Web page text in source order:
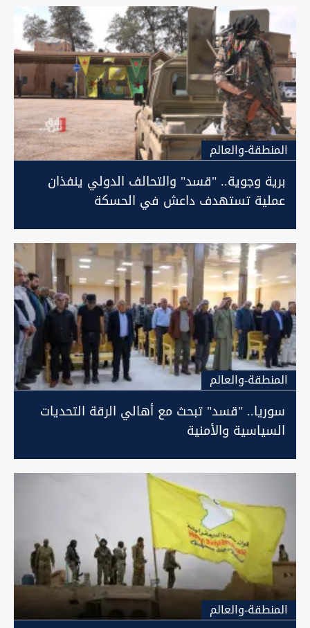
المنطقة-والعالم
برية وجوية.. "قسد" والتحالف الدولي ينفذان
عملية تستهدف داعش في الحسكة
المنطقة-والعالم
سوريا.. "قسد" تبحث مع أهالي الرقة التحديات
السياسية والأمنية
المنطقة-والعالم